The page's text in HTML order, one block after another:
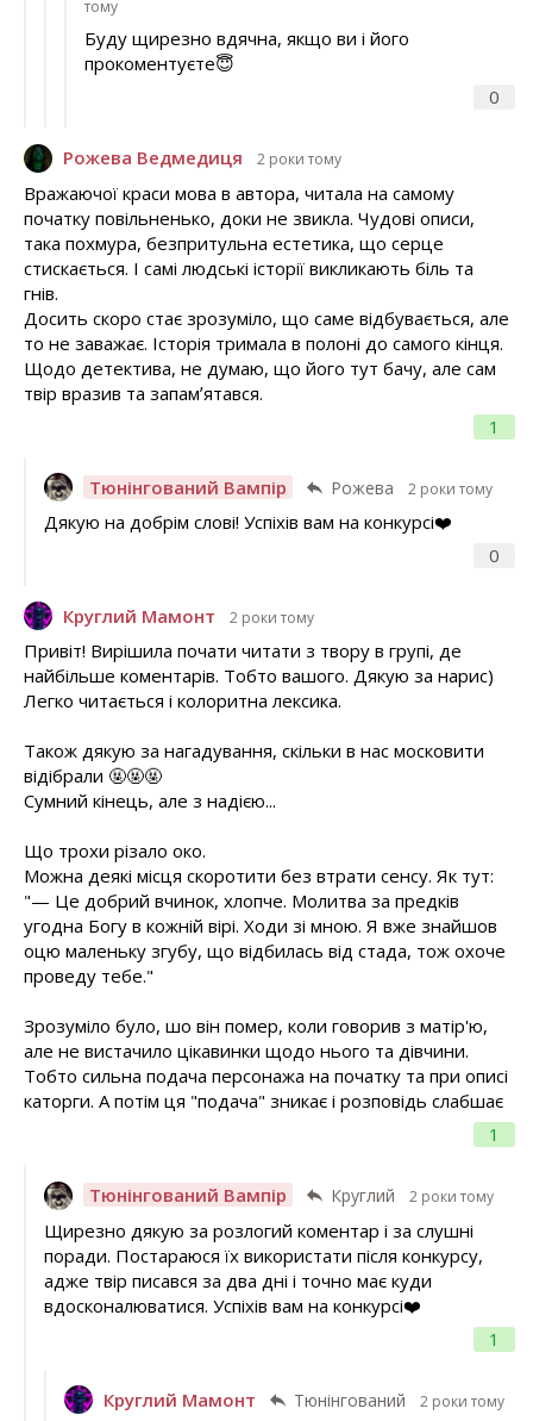
тому
0
Буду щирезно вдячна, якщо ви і його
прокоментуєте😇
Рожева Ведмедиця 2 роки тому
1
Вражаючої краси мова в автора, читала на самому
початку повільненько, доки не звикла. Чудові описи,
така похмура, безпритульна естетика, що серце
стискається. І самі людські історії викликають біль та
гнів.
Досить скоро стає зрозуміло, що саме відбувається, але
то не заважає. Історія тримала в полоні до самого кінця.
Щодо детектива, не думаю, що його тут бачу, але сам
твір вразив та запамʼятався.
Тюнінгований Вампір Рожева 2 роки тому
0
Дякую на добрім слові! Успіхів вам на конкурсі❤️
Круглий Мамонт 2 роки тому
1
Привіт! Вирішила почати читати з твору в групі, де
найбільше коментарів. Тобто вашого. Дякую за нарис)
Легко читається і колоритна лексика.
Також дякую за нагадування, скільки в нас московити
відібрали 🤬🤬🤬
Сумний кінець, але з надією...
Що трохи різало око.
Можна деякі місця скоротити без втрати сенсу. Як тут:
"— Це добрий вчинок, хлопче. Молитва за предків
угодна Богу в кожній вірі. Ходи зі мною. Я вже знайшов
оцю маленьку згубу, що відбилась від стада, тож охоче
проведу тебе."
Зрозуміло було, шо він помер, коли говорив з матір'ю,
але не вистачило цікавинки щодо нього та дівчини.
Тобто сильна подача персонажа на початку та при описі
каторги. А потім ця "подача" зникає і розповідь слабшає
Тюнінгований Вампір Круглий 2 роки тому
1
Щирезно дякую за розлогий коментар і за слушні
поради. Постараюся їх використати після конкурсу,
адже твір писався за два дні і точно має куди
вдосконалюватися. Успіхів вам на конкурсі❤️
Круглий Мамонт Тюнінгований 2 роки тому